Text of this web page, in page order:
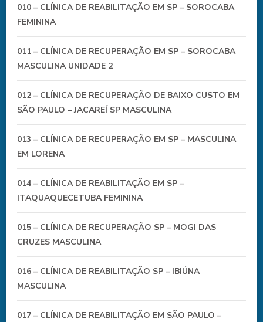
010 – CLÍNICA DE REABILITAÇÃO EM SP – SOROCABA
FEMININA
011 – CLÍNICA DE RECUPERAÇÃO EM SP – SOROCABA
MASCULINA UNIDADE 2
012 – CLÍNICA DE RECUPERAÇÃO DE BAIXO CUSTO EM
SÃO PAULO – JACAREÍ SP MASCULINA
013 – CLÍNICA DE RECUPERAÇÃO EM SP – MASCULINA
EM LORENA
014 – CLÍNICA DE REABILITAÇÃO EM SP –
ITAQUAQUECETUBA FEMININA
015 – CLÍNICA DE RECUPERAÇÃO SP – MOGI DAS
CRUZES MASCULINA
016 – CLÍNICA DE REABILITAÇÃO SP – IBIÚNA
MASCULINA
017 – CLÍNICA DE REABILITAÇÃO EM SÃO PAULO –